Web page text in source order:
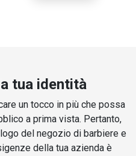
tua identità
un tocco in più che possa
a prima vista. Pertanto,
del negozio di barbiere e
della tua azienda è